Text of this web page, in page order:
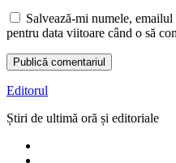
Salvează-mi numele,
pentru data viitoare când o să
Editorul
Știri de ultimă oră și editoriale